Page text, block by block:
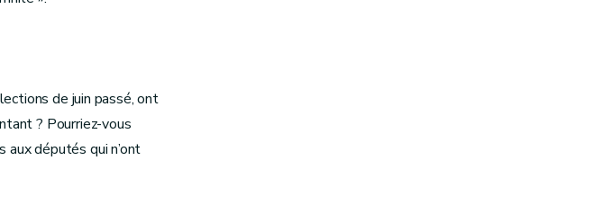
de juin passé, ont
? Pourriez-vous
députés qui n’ont